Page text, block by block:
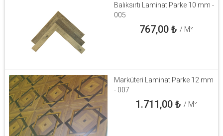
Balıksırtı Laminat Parke 10 mm -
005
767,00₺ / M²
Marküteri Laminat Parke 12 mm
- 007
1.711,00₺ / M²